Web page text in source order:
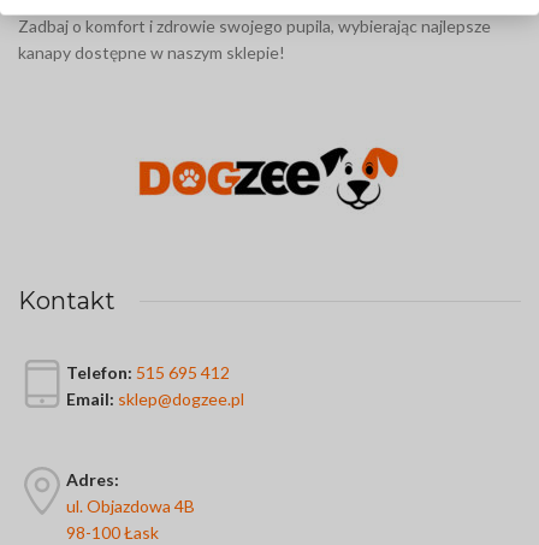
Zadbaj o komfort i zdrowie swojego pupila, wybierając najlepsze
kanapy dostępne w naszym sklepie!
Kontakt
Telefon: 515 695 412
Email: sklep@dogzee.pl
Adres:
ul. Objazdowa 4B
98-100 Łask